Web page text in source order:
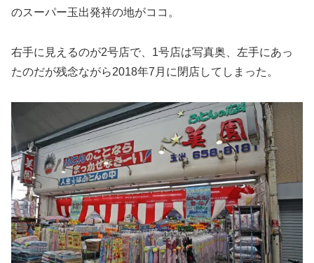
のスーパー玉出発祥の地がココ。
右手に見えるのが2号店で、1号店は写真奥、左手にあっ
たのだが残念ながら2018年7月に閉店してしまった。